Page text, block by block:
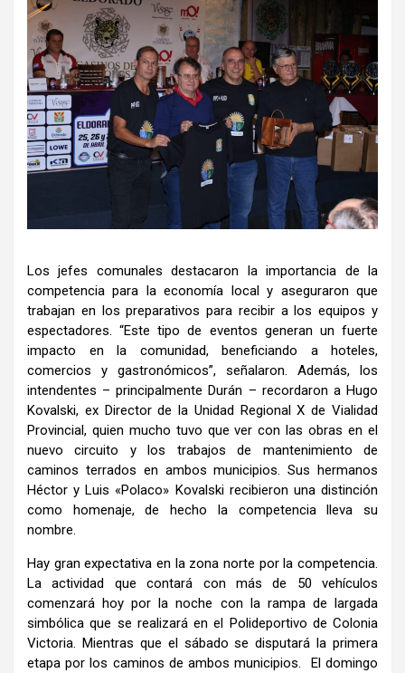
Los jefes comunales destacaron la importancia de la
competencia para la economía local y aseguraron que
trabajan en los preparativos para recibir a los equipos y
espectadores. “Este tipo de eventos generan un fuerte
impacto en la comunidad, beneficiando a hoteles,
comercios y gastronómicos”, señalaron. Además, los
intendentes – principalmente Durán – recordaron a Hugo
Kovalski, ex Director de la Unidad Regional X de Vialidad
Provincial, quien mucho tuvo que ver con las obras en el
nuevo circuito y los trabajos de mantenimiento de
caminos terrados en ambos municipios. Sus hermanos
Héctor y Luis «Polaco» Kovalski recibieron una distinción
como homenaje, de hecho la competencia lleva su
nombre.
Hay gran expectativa en la zona norte por la competencia.
La actividad que contará con más de 50 vehículos
comenzará hoy por la noche con la rampa de largada
simbólica que se realizará en el Polideportivo de Colonia
Victoria. Mientras que el sábado se disputará la primera
etapa por los caminos de ambos municipios. El domingo